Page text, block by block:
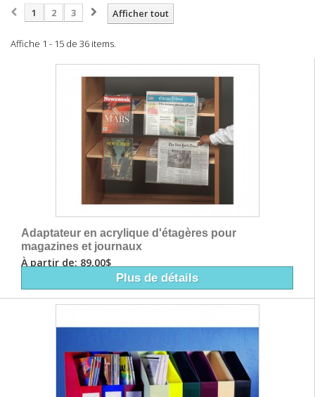
Afficher tout
1 2 3
Affiche 1 - 15 de 36 items.
Adaptateur en acrylique d'étagères pour
magazines et journaux
À partir de: 89,00$
Plus de détails